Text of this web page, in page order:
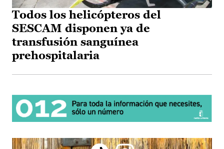
Todos los helicópteros del
SESCAM disponen ya de
transfusión sanguínea
prehospitalaria